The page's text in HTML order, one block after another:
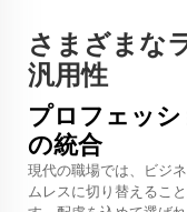
さまざまな
汎用性
プロフェッ
の統合
現代の職場では、ビジ
ムレスに切り替えるこ